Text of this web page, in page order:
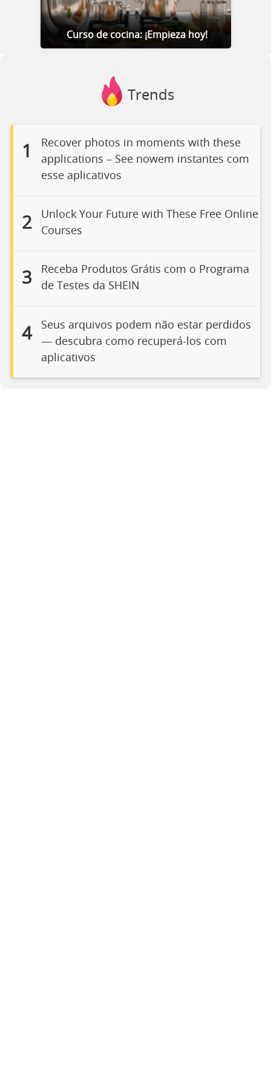
Curso de cocina: ¡Empieza hoy!
Trends
1
Recover photos in moments with these
applications – See nowem instantes com
esse aplicativos
2
Unlock Your Future with These Free Online
Courses
3
Receba Produtos Grátis com o Programa
de Testes da SHEIN
4
Seus arquivos podem não estar perdidos
— descubra como recuperá-los com
aplicativos